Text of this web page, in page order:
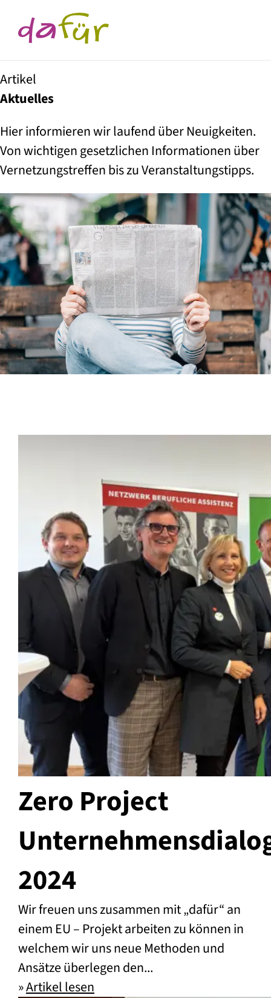
Artikel
Aktuelles
Hier informieren wir laufend über Neuigkeiten.
Von wichtigen gesetzlichen Informationen über
Vernetzungstreffen bis zu Veranstaltungstipps.
Zero Project
2024
Wir freuen uns zusammen mit „dafür“ an
einem EU – Projekt arbeiten zu können in
welchem wir uns neue Methoden und
Ansätze überlegen den...
»Artikel lesen